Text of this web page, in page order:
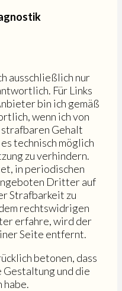
ausschließlich nur
Für Links
bin ich gemäß
wenn ich von
Gehalt
technisch möglich
zu verhindern.
in periodischen
Dritter auf
Strafbarkeit zu
rechtswidrigen
erfahre, wird der
Seite entfernt.
betonen, dass
Gestaltung und die
habe.